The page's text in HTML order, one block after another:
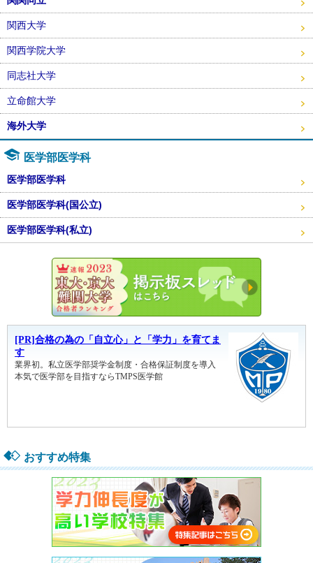
関西大学
関西学院大学
同志社大学
立命館大学
海外大学
医学部医学科
医学部医学科
医学部医学科(国公立)
医学部医学科(私立)
おすすめ特集